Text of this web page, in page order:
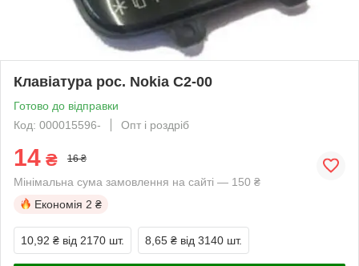
Клавіатура рос. Nokia C2-00
Готово до відправки
Код: 000015596-
Опт і роздріб
14 ₴ 16 ₴
Мінімальна сума замовлення на сайті — 150 ₴
Економія 2 ₴
10,92 ₴ від 2170 шт. 8,65 ₴ від 3140 шт.